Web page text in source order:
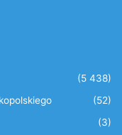
(5 438)
(52)
(3)